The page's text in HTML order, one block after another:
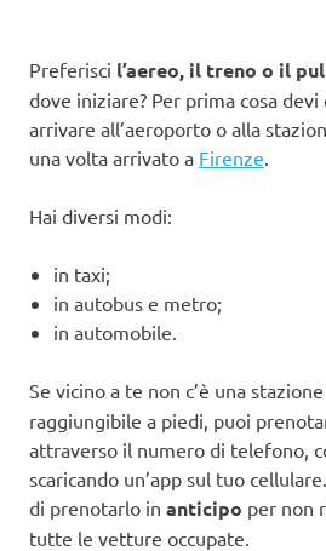
Preferisci l’aereo, il treno o il
dove iniziare? Per prima cosa devi
arrivare all’aeroporto o alla
una volta arrivato a Firenze
Hai diversi modi:
in taxi;
in autobus e metro;
in automobile.
Se vicino a te non c’è una
raggiungibile a piedi, puoi
attraverso il numero di telefono,
scaricando un’app sul tuo
di prenotarlo in anticipo per non
tutte le vetture occupate.